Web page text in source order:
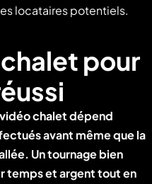
locataires potentiels.
pour
chaletdépend
avant même que la
Un tournage bien
temps et argent tout en